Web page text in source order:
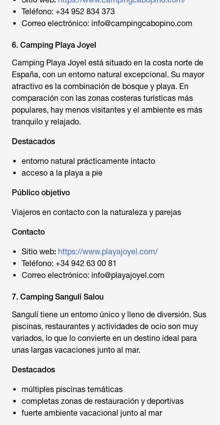
Teléfono: +34 952 834 373
Correo electrónico: info@campingcabopino.com
6. Camping Playa Joyel
Camping Playa Joyel está situado en la costa norte de
España, con un entorno natural excepcional. Su mayor
atractivo es la combinación de bosque y playa. En
comparación con las zonas costeras turísticas más
populares, hay menos visitantes y el ambiente es más
tranquilo y relajado.
Destacados
entorno natural prácticamente intacto
acceso a la playa a pie
Público objetivo
Viajeros en contacto con la naturaleza y parejas
Contacto
Sitio web: https://www.playajoyel.com/
Teléfono: +34 942 63 00 81
Correo electrónico: info@playajoyel.com
7. Camping Sangulí Salou
Sangulí tiene un entorno único y lleno de diversión. Sus
piscinas, restaurantes y actividades de ocio son muy
variados, lo que lo convierte en un destino ideal para
unas largas vacaciones junto al mar.
Destacados
múltiples piscinas temáticas
completas zonas de restauración y deportivas
fuerte ambiente vacacional junto al mar